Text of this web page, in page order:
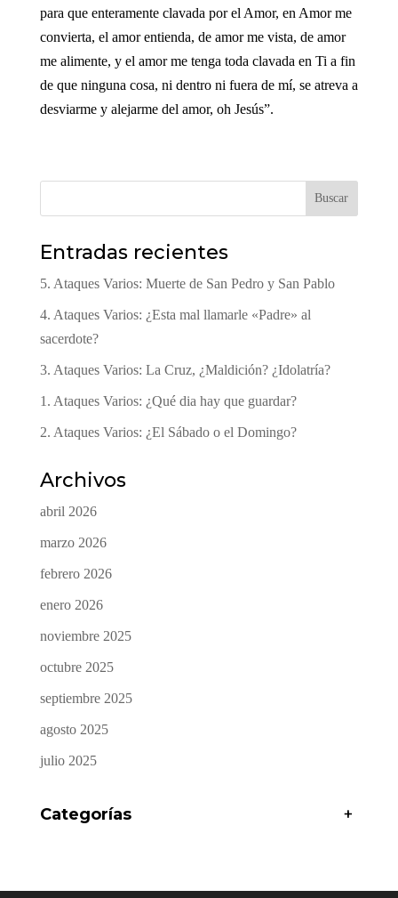
para que enteramente clavada por el Amor, en Amor me
convierta, el amor entienda, de amor me vista, de amor
me alimente, y el amor me tenga toda clavada en Ti a fin
de que ninguna cosa, ni dentro ni fuera de mí, se atreva a
desviarme y alejarme del amor, oh Jesús”.
Buscar
Entradas recientes
5. Ataques Varios: Muerte de San Pedro y San Pablo
4. Ataques Varios: ¿Esta mal llamarle «Padre» al
sacerdote?
3. Ataques Varios: La Cruz, ¿Maldición? ¿Idolatría?
1. Ataques Varios: ¿Qué dia hay que guardar?
2. Ataques Varios: ¿El Sábado o el Domingo?
Archivos
abril 2026
marzo 2026
febrero 2026
enero 2026
noviembre 2025
octubre 2025
septiembre 2025
agosto 2025
julio 2025
Categorías +